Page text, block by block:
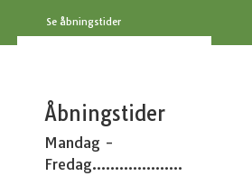
Se åbningstider
Åbningstider
Mandag -
Fredag....................